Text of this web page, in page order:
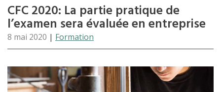
CFC 2020: La partie pratique de
l’examen sera évaluée en entreprise
8 mai 2020 | Formation